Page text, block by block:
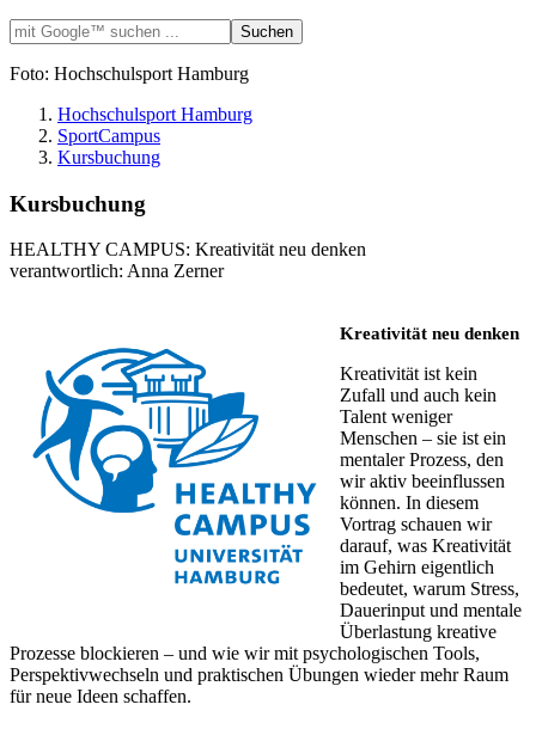
Foto: Hochschulsport Hamburg
Hochschulsport Hamburg
SportCampus
Kursbuchung
Kursbuchung
HEALTHY CAMPUS: Kreativität neu denken
verantwortlich: Anna Zerner
Kreativität neu denken
Kreativität ist kein
Zufall und auch kein
Talent weniger
Menschen – sie ist ein
mentaler Prozess, den
wir aktiv beeinflussen
können. In diesem
Vortrag schauen wir
darauf, was Kreativität
im Gehirn eigentlich
bedeutet, warum Stress,
Dauerinput und mentale
Überlastung kreative
Prozesse blockieren – und wie wir mit psychologischen Tools,
Perspektivwechseln und praktischen Übungen wieder mehr Raum
für neue Ideen schaffen.